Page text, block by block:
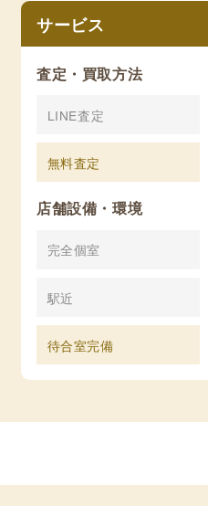
サービス
査定・買取方法
LINE査定
無料査定
店舗設備・環境
完全個室
駅近
待合室完備